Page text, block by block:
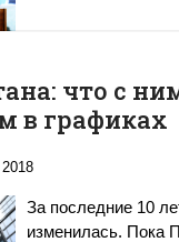
что с
в графиках
За последние 10
изменилась. Пока